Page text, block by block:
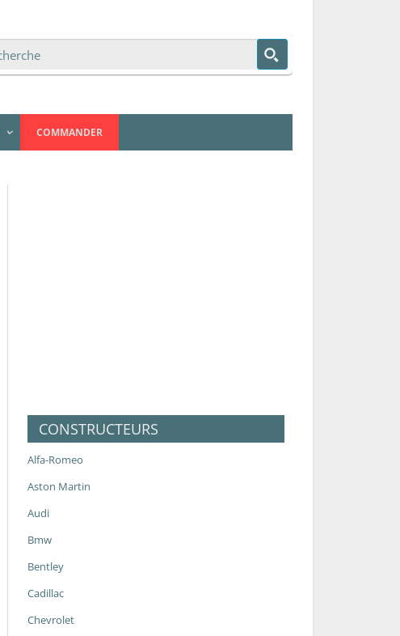
COMMANDER
CONSTRUCTEURS
Alfa-Romeo
Aston Martin
Audi
Bmw
Bentley
Cadillac
Chevrolet